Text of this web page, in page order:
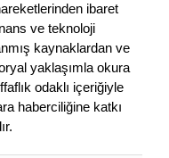
ibaret
ve teknoloji
kaynaklardan ve
yaklaşımla okura
odaklı içeriğiyle
haberciliğine katkı